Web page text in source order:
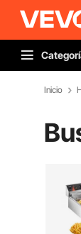
Inicio